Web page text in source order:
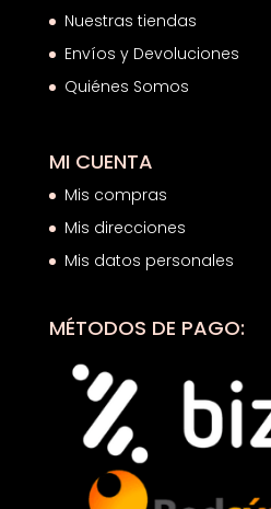
Nuestras tiendas
Envíos y Devoluciones
Quiénes Somos
MI CUENTA
Mis compras
Mis direcciones
Mis datos personales
MÉTODOS DE PAGO: